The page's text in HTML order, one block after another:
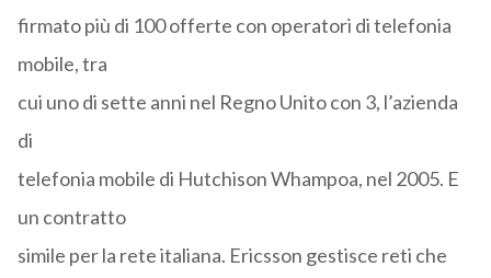
firmato più di 100 offerte con operatori di telefonia
mobile, tra
cui uno di sette anni nel Regno Unito con 3, l’azienda
di
telefonia mobile di Hutchison Whampoa, nel 2005. E
un contratto
simile per la rete italiana. Ericsson gestisce reti che